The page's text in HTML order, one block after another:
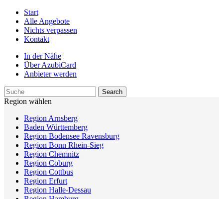
Start
Alle Angebote
Nichts verpassen
Kontakt
In der Nähe
Über AzubiCard
Anbieter werden
Region wählen
Region Arnsberg
Baden Württemberg
Region Bodensee Ravensburg
Region Bonn Rhein-Sieg
Region Chemnitz
Region Coburg
Region Cottbus
Region Erfurt
Region Halle-Dessau